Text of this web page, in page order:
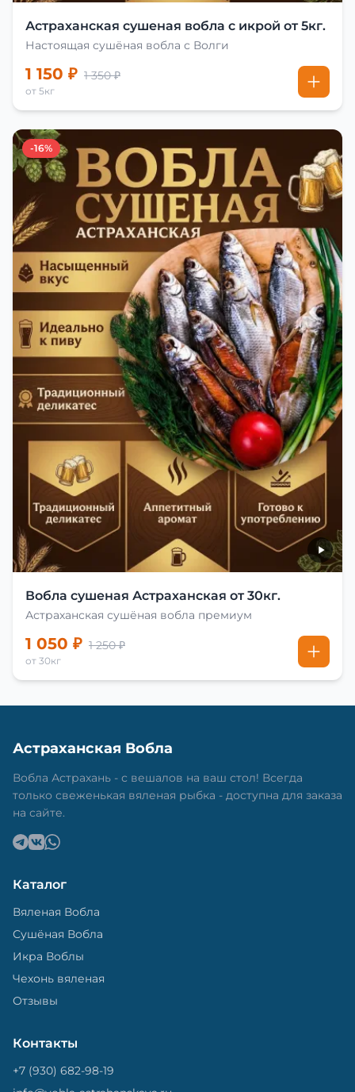
Астраханская сушеная вобла с икрой от 5кг.
Настоящая сушёная вобла с Волги
1 150 ₽ 1 350 ₽
от 5кг
-16%
Вобла сушеная Астраханская от 30кг.
Астраханская сушёная вобла премиум
1 050 ₽ 1 250 ₽
от 30кг
Астраханская Вобла
Вобла Астрахань - с вешалов на ваш стол! Всегда
только свеженькая вяленая рыбка - доступна для заказа
на сайте.
Каталог
Вяленая Вобла
Сушёная Вобла
Икра Воблы
Чехонь вяленая
Отзывы
Контакты
+7 (930) 682-98-19